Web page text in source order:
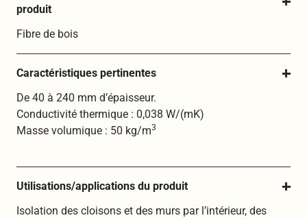
produit
Fibre de bois
Caractéristiques pertinentes
De 40 à 240 mm d’épaisseur.
Conductivité thermique : 0,038 W/(mK)
Masse volumique : 50 kg/m3
Utilisations/applications du produit
Isolation des cloisons et des murs par l’intérieur, des